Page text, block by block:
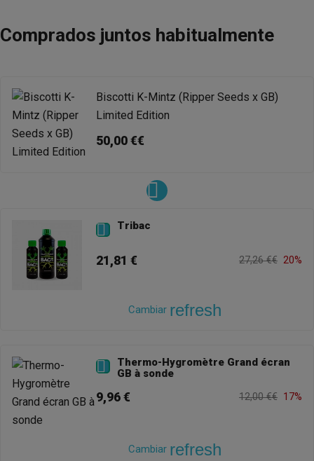
Comprados juntos habitualmente
Biscotti K-Mintz (Ripper Seeds x GB)
Limited Edition
50,00 €€
 Tribac
21,81 € 27,26 €€ 20%
Cambiar refresh

Thermo-Hygromètre Grand écran
GB à sonde
9,96 € 12,00 €€ 17%
Cambiar refresh